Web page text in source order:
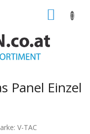
Panel Einzel
V-TAC